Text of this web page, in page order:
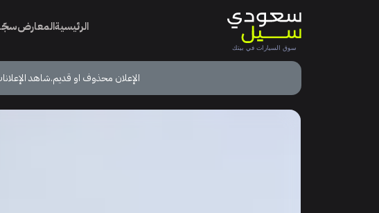
الرئيسيةالمعارض
الإعلان محذوف او قديم.شاهد